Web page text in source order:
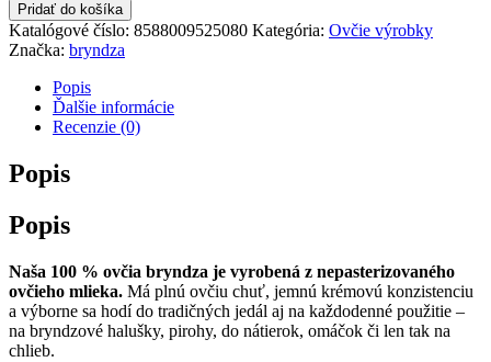
Pridať do košíka
Katalógové číslo: 8588009525080 Kategória: Ovčie výrobky
Značka: bryndza
Popis
Ďalšie informácie
Recenzie (0)
Popis
Popis
Naša 100 % ovčia bryndza je vyrobená z nepasterizovaného
ovčieho mlieka. Má plnú ovčiu chuť, jemnú krémovú konzistenciu
a výborne sa hodí do tradičných jedál aj na každodenné použitie –
na bryndzové halušky, pirohy, do nátierok, omáčok či len tak na
chlieb.